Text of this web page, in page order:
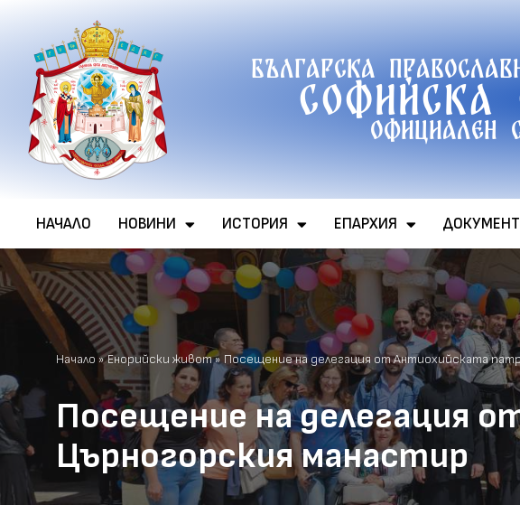
Продължете
към
съдържанието
Българска
Софийска
Официален
НАЧАЛО НОВИНИ ИСТОРИЯ ЕПАРХИЯ
Начало »Енорийски живот» Посещение на делегация от Антиохийската
Посещение на делегация
Църногорския манастир